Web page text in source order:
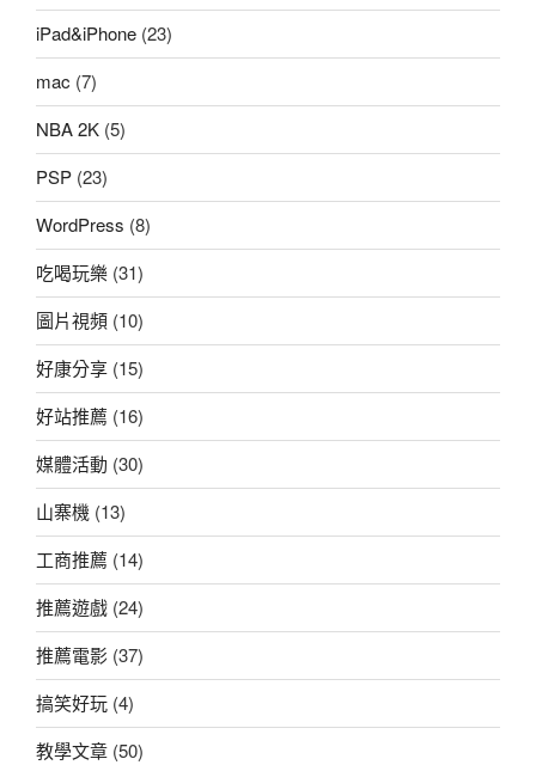
iPad&iPhone (23)
mac (7)
NBA 2K (5)
PSP (23)
WordPress (8)
吃喝玩樂 (31)
圖片視頻 (10)
好康分享 (15)
好站推薦 (16)
媒體活動 (30)
山寨機 (13)
工商推薦 (14)
推薦遊戲 (24)
推薦電影 (37)
搞笑好玩 (4)
教學文章 (50)